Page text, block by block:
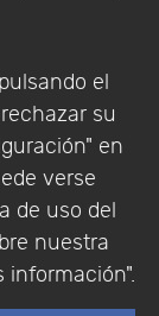
el
su
en
verse
de uso del
nuestra
información".
|